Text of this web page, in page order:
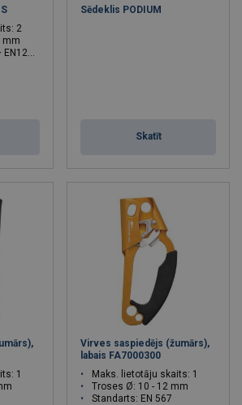
2
mm
Sēdeklis PODIUM
Skatīt
1
Virves saspiedējs (žumārs),
labais FA7000300
Maks. lietotāju skaits: 1
Troses Ø: 10 - 12 mm
Standarts: EN 567